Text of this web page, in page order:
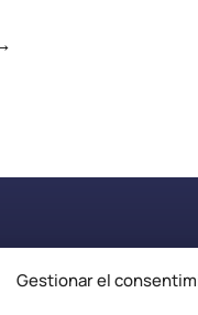
Gestionar el